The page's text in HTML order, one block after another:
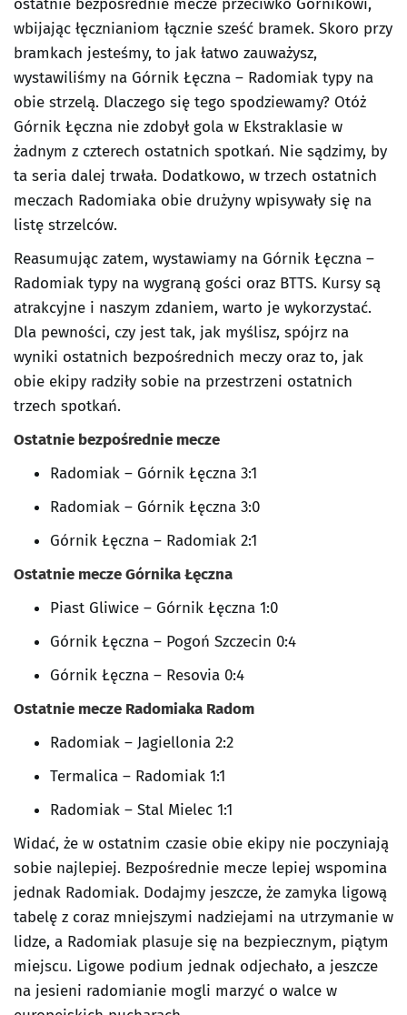
ostatnie bezpośrednie mecze przeciwko Górnikowi,
wbijając łęcznianiom łącznie sześć bramek. Skoro przy
bramkach jesteśmy, to jak łatwo zauważysz,
wystawiliśmy na Górnik Łęczna – Radomiak typy na
obie strzelą. Dlaczego się tego spodziewamy? Otóż
Górnik Łęczna nie zdobył gola w Ekstraklasie w
żadnym z czterech ostatnich spotkań. Nie sądzimy, by
ta seria dalej trwała. Dodatkowo, w trzech ostatnich
meczach Radomiaka obie drużyny wpisywały się na
listę strzelców.
Reasumując zatem, wystawiamy na Górnik Łęczna –
Radomiak typy na wygraną gości oraz BTTS. Kursy są
atrakcyjne i naszym zdaniem, warto je wykorzystać.
Dla pewności, czy jest tak, jak myślisz, spójrz na
wyniki ostatnich bezpośrednich meczy oraz to, jak
obie ekipy radziły sobie na przestrzeni ostatnich
trzech spotkań.
Ostatnie bezpośrednie mecze
Radomiak – Górnik Łęczna 3:1
Radomiak – Górnik Łęczna 3:0
Górnik Łęczna – Radomiak 2:1
Ostatnie mecze Górnika Łęczna
Piast Gliwice – Górnik Łęczna 1:0
Górnik Łęczna – Pogoń Szczecin 0:4
Górnik Łęczna – Resovia 0:4
Ostatnie mecze Radomiaka Radom
Radomiak – Jagiellonia 2:2
Termalica – Radomiak 1:1
Radomiak – Stal Mielec 1:1
Widać, że w ostatnim czasie obie ekipy nie poczyniają
sobie najlepiej. Bezpośrednie mecze lepiej wspomina
jednak Radomiak. Dodajmy jeszcze, że zamyka ligową
tabelę z coraz mniejszymi nadziejami na utrzymanie w
lidze, a Radomiak plasuje się na bezpiecznym, piątym
miejscu. Ligowe podium jednak odjechało, a jeszcze
na jesieni radomianie mogli marzyć o walce w